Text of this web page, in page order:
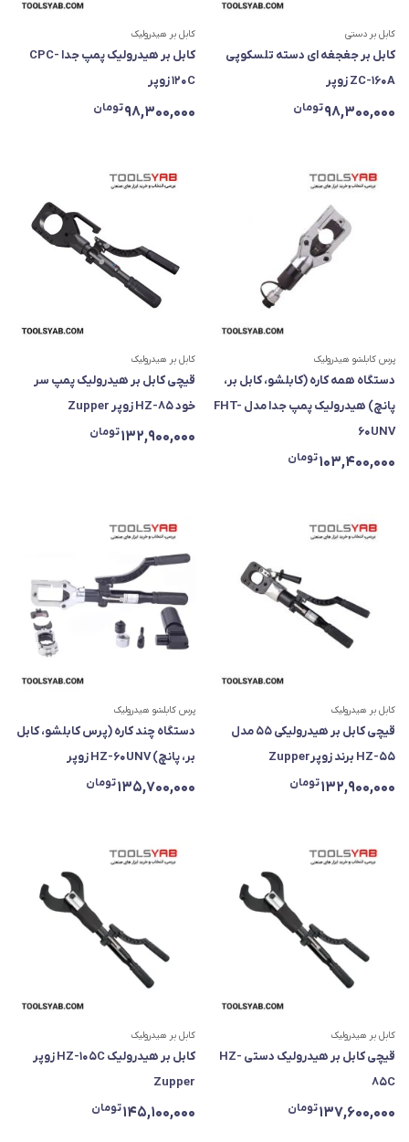
کابل بر دستی
کابل بر جغجغه ای دسته تلسکوپی
ZC-160A زوپر
98,300,000تومان
کابل بر هیدرولیک
کابل بر هیدرولیک پمپ جدا CPC-
120C زوپر
98,300,000تومان
پرس کابلشو هیدرولیک
دستگاه همه کاره (کابلشو، کابل بر،
پانچ) هیدرولیک پمپ جدا مدل FHT-
60UNV
103,400,000تومان
کابل بر هیدرولیک
قیچی کابل بر هیدرولیک پمپ سر
خود HZ-85 زوپر Zupper
132,900,000تومان
کابل بر هیدرولیک
قیچی کابل بر هیدرولیکی ۵۵ مدل
HZ-55 برند زوپرZupper
132,900,000تومان
پرس کابلشو هیدرولیک
دستگاه چند کاره (پرس کابلشو، کابل
بر، پانچ) HZ-60UNV زوپر
135,700,000تومان
کابل بر هیدرولیک
قیچی کابل بر هیدرولیک دستی HZ-
85C
137,600,000تومان
کابل بر هیدرولیک
کابل بر هیدرولیک HZ-105C زوپر
Zupper
145,100,000تومان